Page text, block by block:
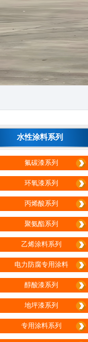
水性涂料系列
氟碳漆系列
环氧漆系列
丙烯酸系列
聚氨酯系列
乙烯涂料系列
电力防腐专用涂料
醇酸漆系列
地坪漆系列
专用涂料系列
生产区间
生产区间